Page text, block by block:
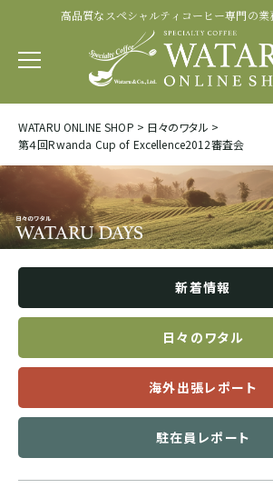
高品質なスペシャルティコーヒー専門の業
WATARU ONLINE SHOP > 日々のワタル >
第４回Rwanda Cup of Excellence2012審査会
新着情報
日々のワタル
海外出張レポート
駐在員レポート
品種から探す
ブルボン
生産国から探す
イエメン
ケニア
ルワンダ
商品ランクから探す
トップスペシャルティ
スペシャルティコーヒー
生産処理から探す
パルプドナチュラル
ナチュラル
アナエロビック系プロセス
認証・その他から探す
フェアトレード認証
レインフォレスト・アライアンス認証
カップ・オブ・エクセレンス等